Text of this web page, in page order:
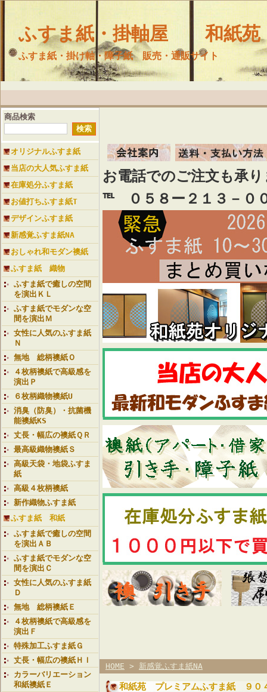
ふすま紙・掛軸屋 和紙苑
ふすま紙・掛け軸・障子紙 販売・通販サイト
商品検索
オリジナルふすま紙
当店の大人気ふすま紙
在庫処分ふすま紙
お値打ちふすま紙T
デザインふすま紙
新感覚ふすま紙NA
おしゃれ和モダン襖紙
ふすま紙 織物
ふすま紙で癒しの空間
を演出ＫＬ
ふすま紙でモダンな空
間を演出Ｍ
女性に人気のふすま紙
Ｎ
無地 総柄襖紙Ｏ
４枚柄襖紙で高級感を
演出Ｐ
６枚柄織物襖紙U
消臭（防臭）・抗菌機
能襖紙KS
丈長・幅広の襖紙ＱＲ
最高級織物襖紙Ｓ
高級天袋・地袋ふすま
紙
高級４枚柄襖紙
新作織物ふすま紙
ふすま紙 和紙
ふすま紙で癒しの空間
を演出ＡＢ
ふすま紙でモダンな空
間を演出Ｃ
女性に人気のふすま紙
Ｄ
無地 総柄襖紙Ｅ
４枚柄襖紙で高級感を
演出Ｆ
特殊加工ふすま紙Ｇ
丈長・幅広の襖紙ＨＩ
カラーバリエーション
和紙襖紙Ｅ
お電話でのご注文も承
℡ ０５８ー２１３－０
HOME > 新感覚ふすま紙NA
和紙苑 プレミアムふすま紙 ９